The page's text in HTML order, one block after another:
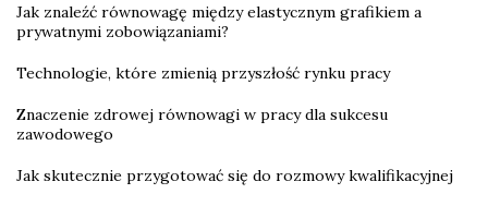
Jak znaleźć równowagę między elastycznym grafikiem a
prywatnymi zobowiązaniami?
Technologie, które zmienią przyszłość rynku pracy
Znaczenie zdrowej równowagi w pracy dla sukcesu
zawodowego
Jak skutecznie przygotować się do rozmowy kwalifikacyjnej